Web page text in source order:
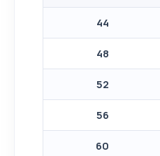
44
48
52
56
60